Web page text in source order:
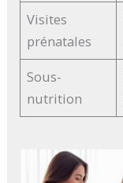
Visites
prénatales
Sous-
nutrition